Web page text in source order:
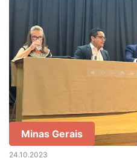
Minas Gerais
24.10.2023